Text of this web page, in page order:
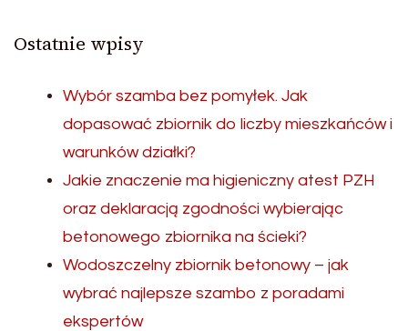
Ostatnie wpisy
Wybór szamba bez pomyłek. Jak
dopasować zbiornik do liczby mieszkańców i
warunków działki?
Jakie znaczenie ma higieniczny atest PZH
oraz deklaracją zgodności wybierając
betonowego zbiornika na ścieki?
Wodoszczelny zbiornik betonowy – jak
wybrać najlepsze szambo z poradami
ekspertów